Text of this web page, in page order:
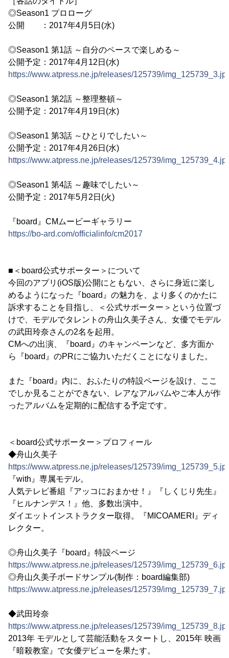
◎Season1 プロローグ
公開 ：2017年4月5日(水)
◎Season1 第1話 ～自分のペースで楽しめる～
公開予定：2017年4月12日(水)
https://www.atpress.ne.jp/releases/125739/
◎Season1 第2話 ～整理整頓～
公開予定：2017年4月19日(水)
◎Season1 第3話 ～ひとりでしたい～
公開予定：2017年4月26日(水)
https://www.atpress.ne.jp/releases/125739/
◎Season1 第4話 ～趣味でしたい～
公開予定：2017年5月2日(火)
『board』CMムービーギャラリー
https://bo-ard.com/officialinfo/cm2017
■＜board公式サポーター＞について
今回のアプリ(iOS版)公開にともない、さらに身近に楽し
めるようになった『board』の魅力を、より多くのかたに
訴求することを目指し、＜公式サポーター＞という位置づ
けで、モデルでタレントの舟山久美子さん、女優でモデル
の武田玲奈さんの2名を起用。
CMへの出演、『board』のキャンペーンなど、多方面か
ら『board』のPRにご協力いただくことになりました。
また『board』内に、おふたりの特設ページを設け、ここ
でしか見ることができない、レアなアルバムやご本人が作
ったアルバムを定期的に配信する予定です。
＜board公式サポーター＞プロフィール
◆舟山久美子
https://www.atpress.ne.jp/releases/125739/
『with』専属モデル。
人気テレビ番組『アッコにおまかせ！』『しくじり先生』
『ヒルナンデス！』他、多数出演中。
ダイエットインストラクター取得。『MICOAMERI』ディ
レクター。
◎舟山久美子『board』特設ページ
https://www.atpress.ne.jp/releases/125739/
◎舟山久美子ボードサンプル(制作：board編集部)
https://www.atpress.ne.jp/releases/125739/
◆武田玲奈
https://www.atpress.ne.jp/releases/125739/
2013年 モデルとして芸能活動をスタートし、2015年 映画
『暗殺教室』で女優デビューを果たす。